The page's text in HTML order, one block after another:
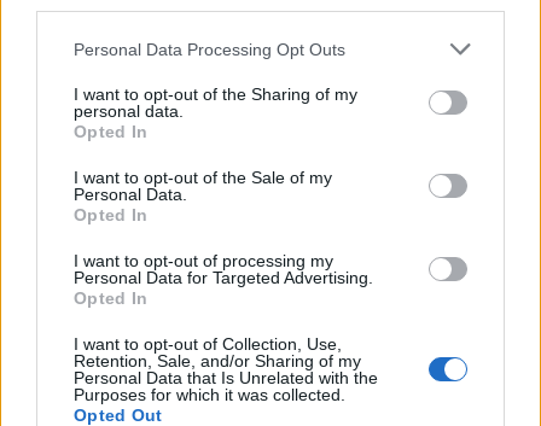
Personal Data Processing Opt Outs
I want to opt-out of the Sharing of my
personal data.
Opted In
I want to opt-out of the Sale of my
Personal Data.
Opted In
I want to opt-out of processing my
Personal Data for Targeted Advertising.
Opted In
I want to opt-out of Collection, Use,
Retention, Sale, and/or Sharing of my
Personal Data that Is Unrelated with the
Purposes for which it was collected.
Opted Out